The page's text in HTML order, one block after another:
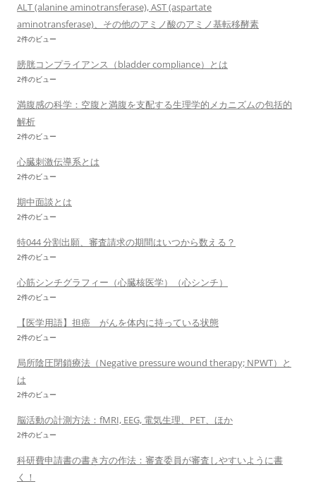
ALT (alanine aminotransferase), AST (aspartate
aminotransferase)、その他のアミノ酸のアミノ基転移酵素
2件のビュー
膀胱コンプライアンス（bladder compliance）とは
2件のビュー
満腹感の科学：空腹と満腹を支配する生理学的メカニズムの包括的
解析
2件のビュー
心臓刺激伝導系とは
2件のビュー
期中面談とは
2件のビュー
特044 分割出願、審査請求の期間はいつから数える？
2件のビュー
心筋シンチグラフィー（心臓核医学）（心シンチ）
2件のビュー
【医学用語】担癌 がんを体内に持っている状態
2件のビュー
局所陰圧閉鎖療法（Negative pressure wound therapy; NPWT）と
は
2件のビュー
脳活動の計測方法：fMRI, EEG, 電気生理、PET、ほか
2件のビュー
科研費申請書の書き方の作法：審査委員が審査しやすいように書
く！